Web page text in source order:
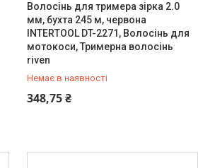
Волосінь для тримера зірка 2.0
мм, бухта 245 м, червона
INTERTOOL DT-2271, Волосінь для
мотокоси, Тримерна волосінь
riven
Немає в наявності
348,75 ₴
+380 (99) 454-50-15